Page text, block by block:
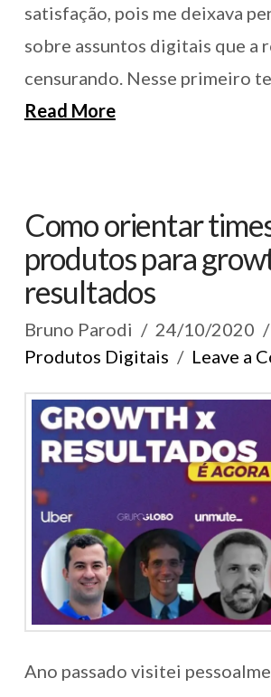
satisfação, pois me deixava
sobre assuntos digitais que a
censurando. Nesse primeiro
Read More
Como orientar
produtos para
resultados
Bruno Parodi
24/10/2020
Produtos Digitais
Leave a
Ano passado visitei